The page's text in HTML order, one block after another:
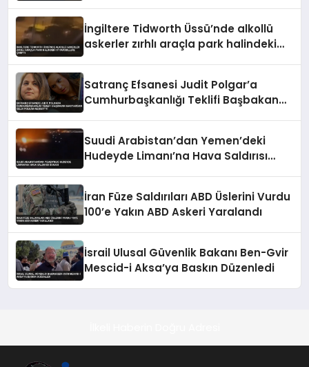
İngiltere Tidworth Üssü’nde alkollü
askerler zırhlı araçla park halindeki
Satranç Efsanesi Judit Polgar’a
Cumhurbaşkanlığı Teklifi Başbakan
Suudi Arabistan’dan Yemen’deki
Hudeyde Limanı’na Hava Saldırısı
İran Füze Saldırıları ABD Üslerini Vurdu
100’e Yakın ABD Askeri Yaralandı
İsrail Ulusal Güvenlik Bakanı Ben-Gvir
Mescid-i Aksa’ya Baskın Düzenledi